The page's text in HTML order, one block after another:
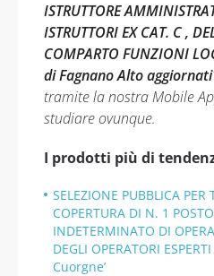
ISTRUTTORE
ISTRUTTORI EX CAT. C ,
COMPARTO FUNZIONI
di Fagnano Alto aggiornati
tramite la nostra Mobile
studiare ovunque.
I prodotti più di
SELEZIONE PUBBLICA PER
COPERTURA DI N. 1
INDETERMINATO DI
DEGLI OPERATORI
Cuorgne’